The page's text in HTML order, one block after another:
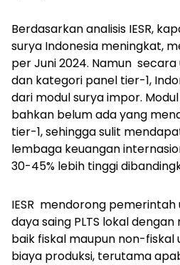
Berdasarkan analisis IESR,
surya Indonesia meningkat,
per Juni 2024. Namun secara
dan kategori panel tier-1,
dari modul surya impor.
bahkan belum ada yang
tier-1, sehingga sulit
lembaga keuangan
30-45% lebih tinggi
IESR mendorong
daya saing PLTS lokal
baik fiskal maupun non-fiskal
biaya produksi, terutama